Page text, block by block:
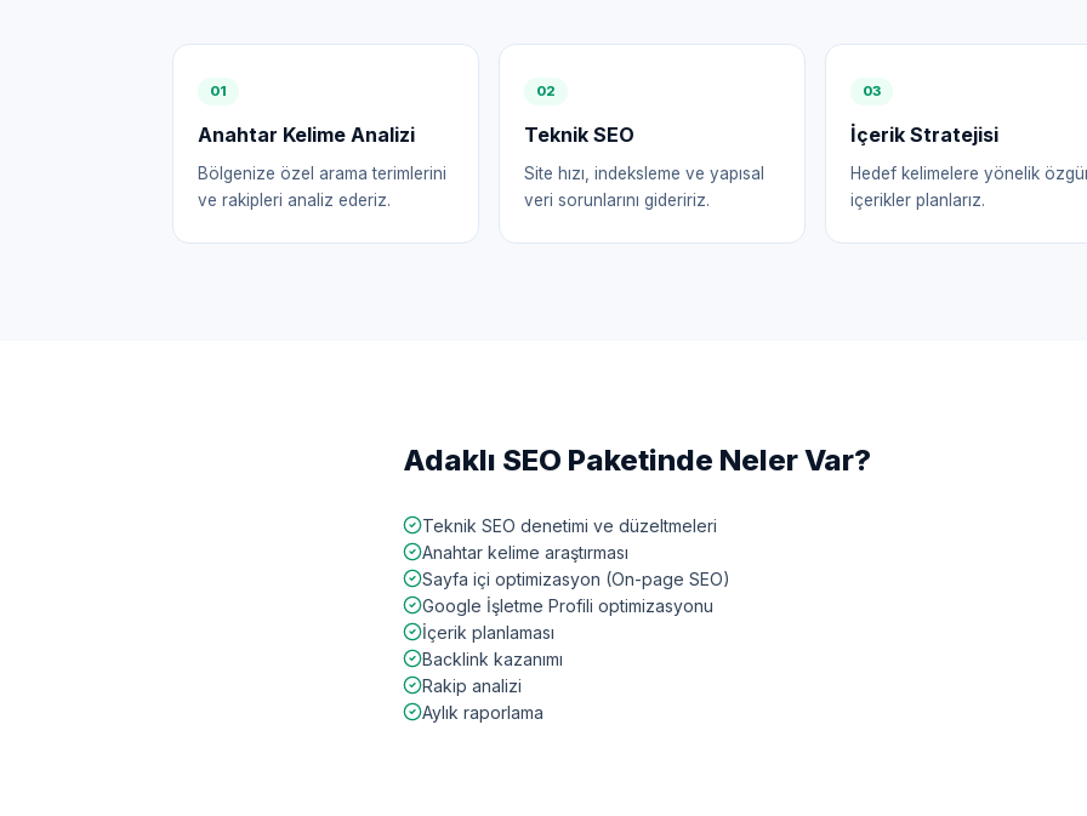
01
Anahtar Kelime Analizi
Bölgenize özel arama terimlerini
ve rakipleri analiz ederiz.
02
Teknik SEO
Site hızı, indeksleme ve yapısal
veri sorunlarını gideririz.
03
İçerik Stratejisi
Hedef kelimelere yönelik
içerikler planlarız.
Adaklı SEO Paketinde Neler Var?
Teknik SEO denetimi ve düzeltmeleri
Anahtar kelime araştırması
Sayfa içi optimizasyon (On-page SEO)
Google İşletme Profili optimizasyonu
İçerik planlaması
Backlink kazanımı
Rakip analizi
Aylık raporlama